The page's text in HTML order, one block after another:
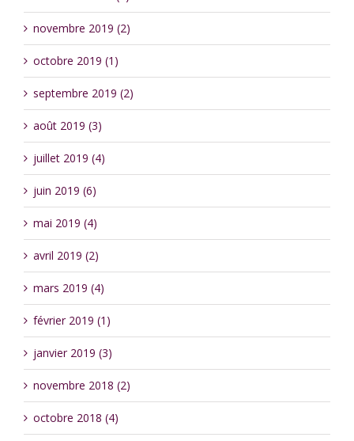
novembre 2019 (2)
octobre 2019 (1)
septembre 2019 (2)
août 2019 (3)
juillet 2019 (4)
juin 2019 (6)
mai 2019 (4)
avril 2019 (2)
mars 2019 (4)
février 2019 (1)
janvier 2019 (3)
novembre 2018 (2)
octobre 2018 (4)